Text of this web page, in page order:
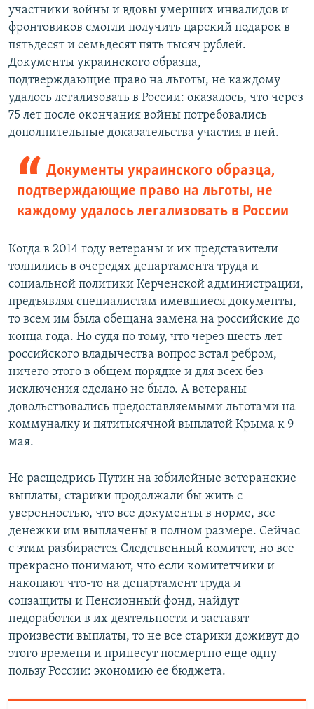
участники войны и вдовы умерших инвалидов и
фронтовиков смогли получить царский подарок в
пятьдесят и семьдесят пять тысяч рублей.
Документы украинского образца,
подтверждающие право на льготы, не каждому
удалось легализовать в России: оказалось, что через
75 лет после окончания войны потребовались
дополнительные доказательства участия в ней.
Документы украинского образца,
подтверждающие право на льготы, не
каждому удалось легализовать в России
Когда в 2014 году ветераны и их представители
толпились в очередях департамента труда и
социальной политики Керченской администрации,
предъявляя специалистам имевшиеся документы,
то всем им была обещана замена на российские до
конца года. Но судя по тому, что через шесть лет
российского владычества вопрос встал ребром,
ничего этого в общем порядке и для всех без
исключения сделано не было. А ветераны
довольствовались предоставляемыми льготами на
коммуналку и пятитысячной выплатой Крыма к 9
мая.
Не расщедрись Путин на юбилейные ветеранские
выплаты, старики продолжали бы жить с
уверенностью, что все документы в норме, все
денежки им выплачены в полном размере. Сейчас
с этим разбирается Следственный комитет, но все
прекрасно понимают, что если комитетчики и
накопают что-то на департамент труда и
соцзащиты и Пенсионный фонд, найдут
недоработки в их деятельности и заставят
произвести выплаты, то не все старики доживут до
этого времени и принесут посмертно еще одну
пользу России: экономию ее бюджета.